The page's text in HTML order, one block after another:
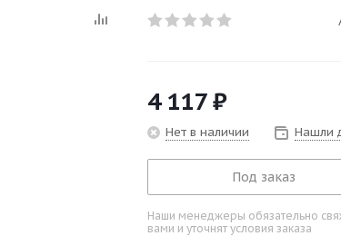
4 117₽
Нет в наличии Нашли
Под заказ
Наши менеджеры обязательно
вами и уточнят условия заказа